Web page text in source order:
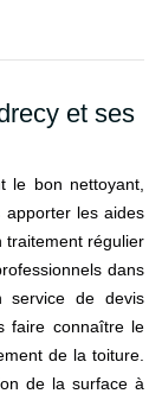
et ses
le bon nettoyant,
apporter les aides
traitement régulier
dans
service de devis
faire connaître le
de la toiture.
de la surface à